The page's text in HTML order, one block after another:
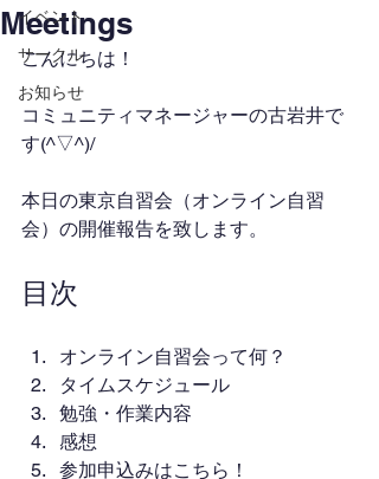
イベント
サークル
お知らせ
Meetings
こんにちは！
コミュニティマネージャーの古岩井で
す(^▽^)/
本日の東京自習会（オンライン自習
会）の開催報告を致します。
目次
オンライン自習会って何？
タイムスケジュール
勉強・作業内容
感想
参加申込みはこちら！